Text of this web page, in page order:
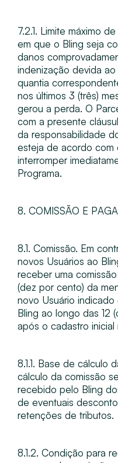
7.2.1. Limite máximo
em que o Bling seja
danos
indenização devida
quantia
nos últimos 3 (três)
gerou a perda. O
com a presente
da responsabilidade
esteja de acordo com
interromper
Programa.
8. COMISSÃO E
8.1. Comissão​. Em
novos Usuários ao
receber uma
(dez por cento) da
novo Usuário
Bling ao longo das 12
após o cadastro inicial
8.1.1. Base de cálculo
cálculo da comissão
recebido pelo Bling
de eventuais
retenções de tributos.
8.1.2. Condição para